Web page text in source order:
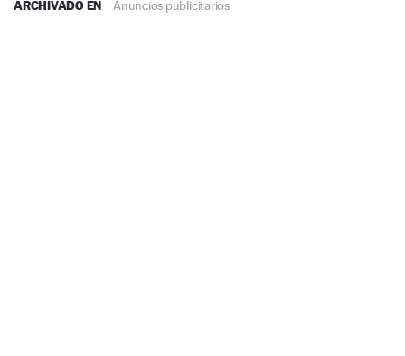
ARCHIVADO EN Anuncios publicitarios